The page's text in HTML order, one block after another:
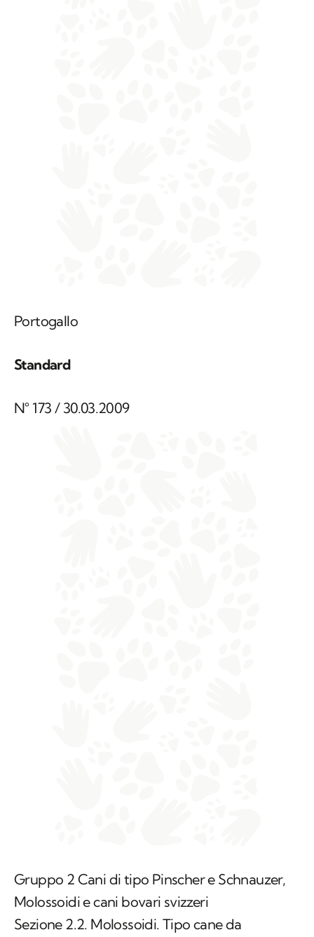
Portogallo
Standard
N° 173 / 30.03.2009
Gruppo 2 Cani di tipo Pinscher e Schnauzer,
Molossoidi e cani bovari svizzeri
Sezione 2.2. Molossoidi. Tipo cane da